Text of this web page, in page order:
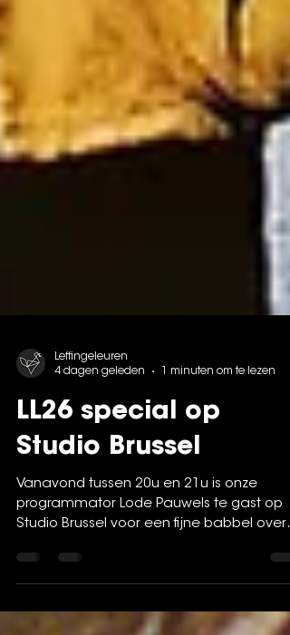
Leffingeleuren
4 dagen geleden
1 minuten om te lezen
LL26 special op
Studio Brussel
Vanavond tussen 20u en 21u is onze
de jubileum-editie van ons festival. Zet je